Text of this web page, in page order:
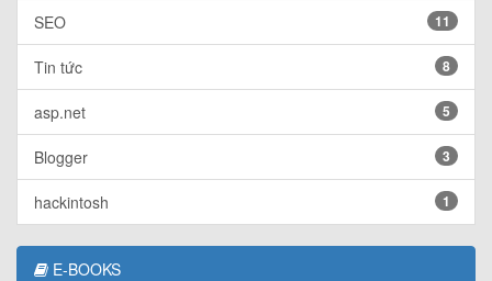
SEO 11
Tin tức 8
asp.net 5
Blogger 3
hackintosh 1
E-BOOKS